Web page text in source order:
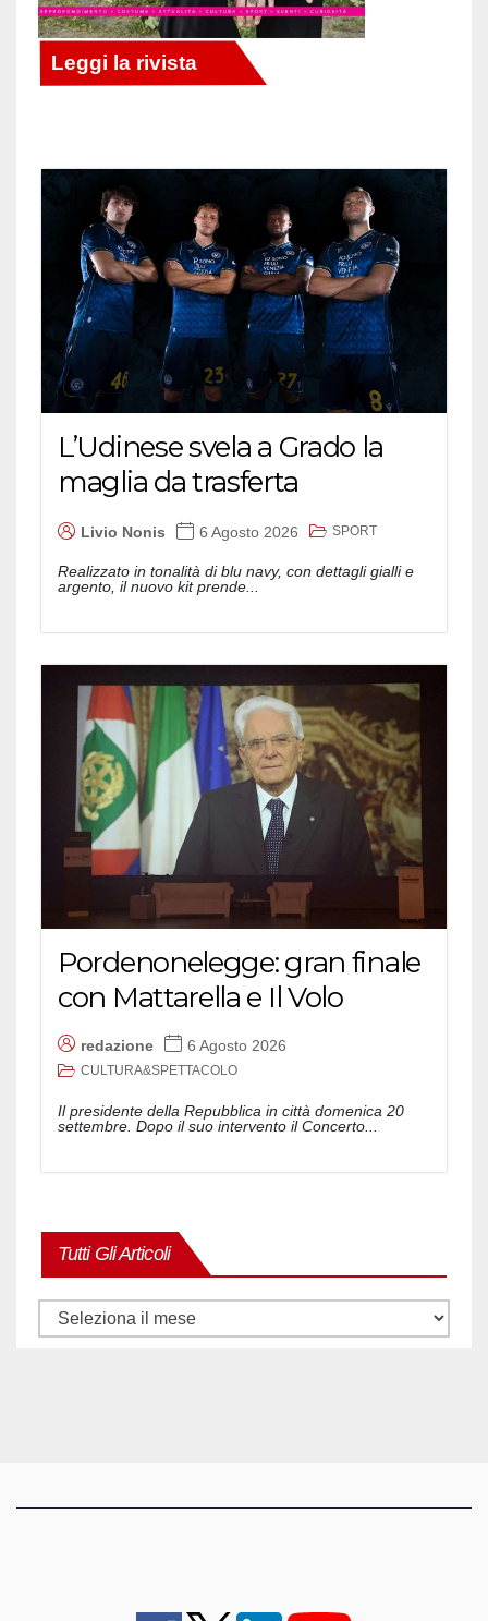
L’Udinese svela a Grado la
maglia da trasferta
Livio Nonis 6 Agosto 2026 SPORT
Realizzato in tonalità di blu navy, con dettagli gialli e
argento, il nuovo kit prende...
Pordenonelegge: gran finale
con Mattarella e Il Volo
redazione 6 Agosto 2026
CULTURA&SPETTACOLO
Il presidente della Repubblica in città domenica 20
settembre. Dopo il suo intervento il Concerto...
Tutti Gli Articoli
Tutti